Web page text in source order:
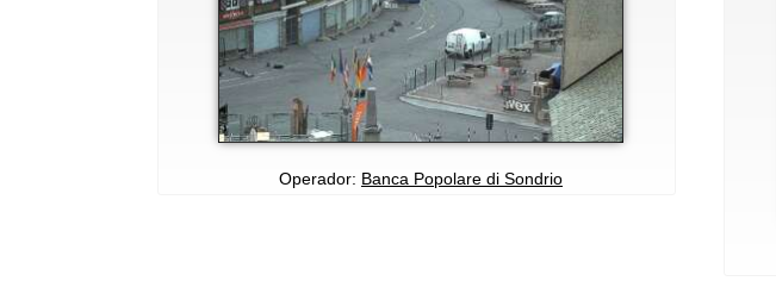
Operador: Banca Popolare di Sondrio